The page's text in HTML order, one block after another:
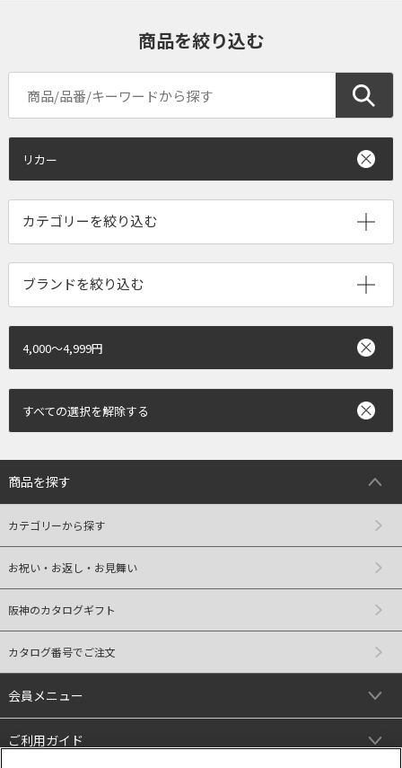
商品を絞り込む
リカー
ブランドを絞り込む
4,000～4,999円
すべての選択を解除する
商品を探す
カテゴリーから探す
お祝い・お返し・お見舞い
阪神のカタログギフト
カタログ番号でご注文
会員メニュー
ご利用ガイド